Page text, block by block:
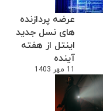
عرضه پردازنده
های نسل جدید
اینتل از هفته
آینده
11 مهر 1403